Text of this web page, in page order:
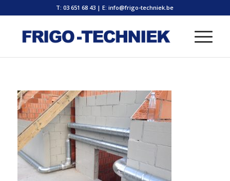
T: 03 651 68 43 |E: info@frigo-techniek.be